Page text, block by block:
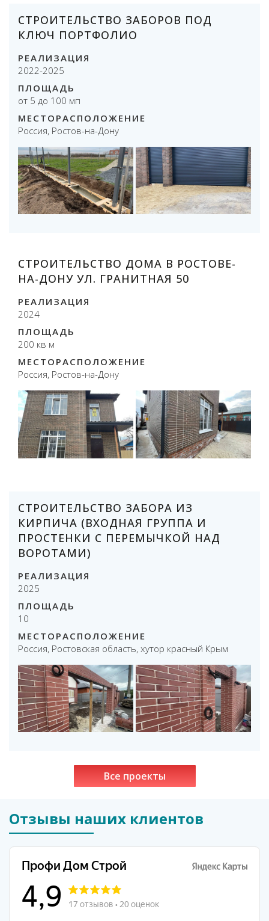
СТРОИТЕЛЬСТВО ЗАБОРОВ ПОД
КЛЮЧ ПОРТФОЛИО
РЕАЛИЗАЦИЯ
2022-2025
ПЛОЩАДЬ
от 5 до 100 мп
МЕСТОРАСПОЛОЖЕНИЕ
Россия, Ростов-на-Дону
СТРОИТЕЛЬСТВО ДОМА В РОСТОВЕ-
НА-ДОНУ УЛ. ГРАНИТНАЯ 50
РЕАЛИЗАЦИЯ
2024
ПЛОЩАДЬ
200 кв м
МЕСТОРАСПОЛОЖЕНИЕ
Россия, Ростов-на-Дону
СТРОИТЕЛЬСТВО ЗАБОРА ИЗ
КИРПИЧА (ВХОДНАЯ ГРУППА И
ПРОСТЕНКИ С ПЕРЕМЫЧКОЙ НАД
ВОРОТАМИ)
РЕАЛИЗАЦИЯ
2025
ПЛОЩАДЬ
10
МЕСТОРАСПОЛОЖЕНИЕ
Россия, Ростовская область, хутор красный Крым
Все проекты
Отзывы наших клиентов